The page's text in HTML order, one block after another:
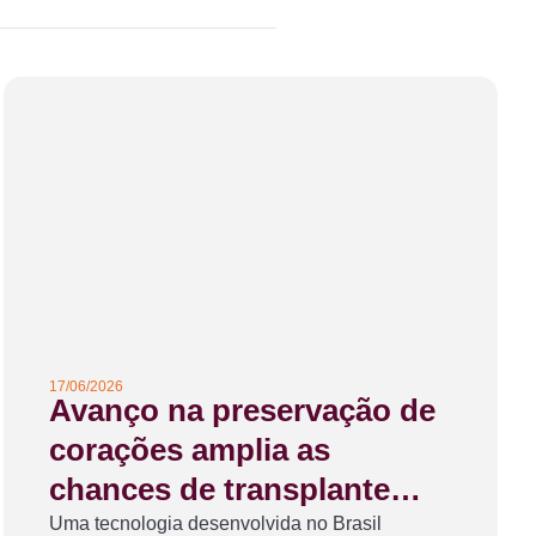
17/06/2026
Avanço na preservação de
corações amplia as
chances de transplante
para pacientes na fila de
Uma tecnologia desenvolvida no Brasil